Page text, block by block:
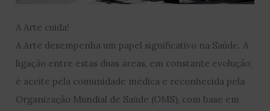
A Arte cuida!
A Arte desempenha um papel significativo na Saúde. A
ligação entre estas duas áreas, em constante evolução,
é aceite pela comunidade médica e reconhecida pela
Organização Mundial de Saúde (OMS), com base em